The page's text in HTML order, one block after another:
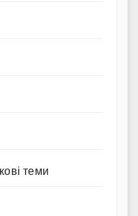
теми